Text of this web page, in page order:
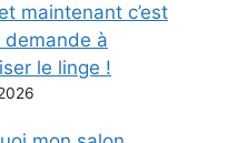
maintenant c’est
demande à
le linge !